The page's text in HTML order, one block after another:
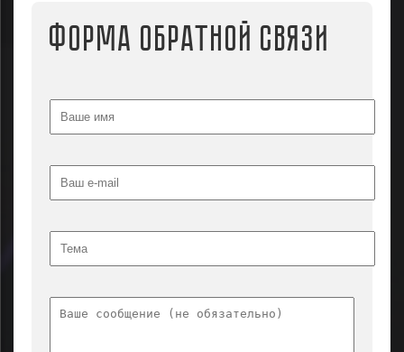
Форма обратной связи